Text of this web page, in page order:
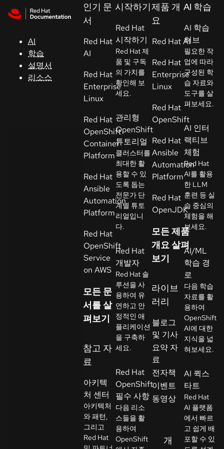
AI
학습
설명서
리소스
개
자
평
가
판
시
작
락
처
언
어
선
인기 문
서
Red Hat
AI
Red Hat
Enterprise
Linux
Red Hat
OpenShift
Container
Platform
Red Hat
Ansible
Automation
Platform
Red Hat
OpenShift
Service
on AWS
모든 문
서를 살
펴보기
참고 자
료
아키텍
처 센터
아키텍처
와 패턴,
그리고
Red Hat
시작하기
Red Hat
시작하기
Red Hat 제
품 및 구독
의 가치를
확인해 보
세요.
관리형
OpenShift
튜토리얼
클러스터를
최대한 활
용할 수 있
도록 돕는
전문가 단
계별 튜토
리얼입니
다.
Red Hat
개발자
Red Hat 솔
루션을 사
용하여 유
연하고 안
정적인 애
플리케이션
을 구축하
세요.
Red Hat
OpenShift
필수 사항
다음 리소
스들을 활
용하여
OpenShift
제품 개
요
Red Hat AI
Red Hat
Enterprise
Linux
Red Hat
OpenShift
Red Hat
Ansible
Automation
Platform
Red Hat
OpenJDK
모든 제품
개요 살펴
보기
라이브
러리
블로그
및 기사
요약 자
료
전자책
이벤트
동영상
개
AI 학습
AI 학습
허브
필요한 작
업에 따라
구성된 학
습 자료와
도구를 살
펴보세요.
AI 인터
랙티브
체험
Red Hat
AI를 활용
한 LLM
훈련 등 실
습 중심의
체험을 해
보세요.
AI/ML
학습 경
로
다음 학습
자료를 활
용하여
OpenShift
AI에 대한
지식을 넓
혀보세요.
AI 퀵스
타트
Red Hat
AI 플랫폼
에서 빠르
고 쉽게 배
포할 수 있